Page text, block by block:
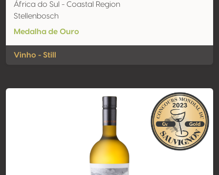
África do Sul - Coastal Region
Stellenbosch
Medalha de Ouro
Vinho - Still